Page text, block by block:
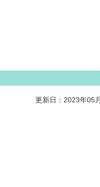
更新日：2023年05